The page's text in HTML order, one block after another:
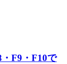
F9・F10で